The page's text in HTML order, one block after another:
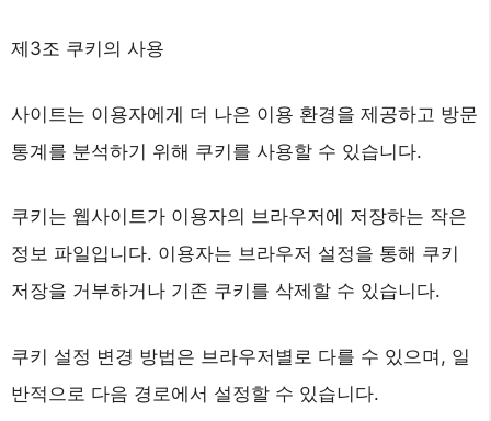
제3조 쿠키의 사용
사이트는 이용자에게 더 나은 이용 환경을 제공하고 방문
통계를 분석하기 위해 쿠키를 사용할 수 있습니다.
쿠키는 웹사이트가 이용자의 브라우저에 저장하는 작은
정보 파일입니다. 이용자는 브라우저 설정을 통해 쿠키
저장을 거부하거나 기존 쿠키를 삭제할 수 있습니다.
쿠키 설정 변경 방법은 브라우저별로 다를 수 있으며, 일
반적으로 다음 경로에서 설정할 수 있습니다.